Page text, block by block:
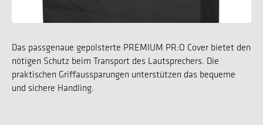
Das passgenaue gepolsterte PREMIUM PR:O Cover bietet den
nötigen Schutz beim Transport des Lautsprechers. Die
praktischen Griffaussparungen unterstützen das bequeme
und sichere Handling.